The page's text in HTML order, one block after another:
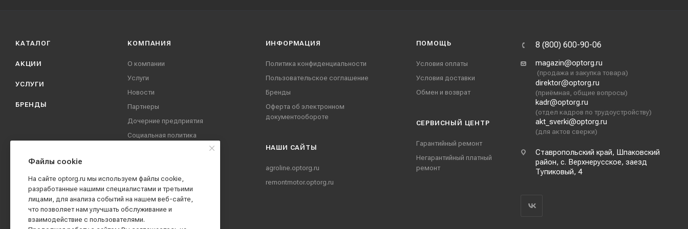
КАТАЛОГ
АКЦИИ
УСЛУГИ
БРЕНДЫ
КОМПАНИЯ
О компании
Услуги
Новости
Партнеры
Дочерние предприятия
Социальная политика
Вакансии
Реквизиты
Контакты
ИНФОРМАЦИЯ
Политика конфиденциальности
Пользовательское соглашение
Бренды
Оферта об электронном
документообороте
НАШИ CАЙТЫ
agroline.optorg.ru
remontmotor.optorg.ru
ПОМОЩЬ
Условия оплаты
Условия доставки
Обмен и возврат
СЕРВИСНЫЙ ЦЕНТР
Гарантийный ремонт
Негарантийный платный
ремонт
8 (800) 600-90-06
magazin@optorg.ru
(продажа и закупка товара)
direktor@optorg.ru
(приёмная, общие вопросы)
kadr@optorg.ru
(отдел кадров по трудоустройству)
akt_sverki@optorg.ru
(для актов сверки)
Ставропольский край, Шпаковский
район, с. Верхнерусское, заезд
Тупиковый, 4
Файлы cookie
На сайте optorg.ru мы используем файлы cookie,
разработанные нашими специалистами и третьими
лицами, для анализа событий на нашем веб-сайте,
что позволяет нам улучшать обслуживание и
взаимодействие с пользователями.